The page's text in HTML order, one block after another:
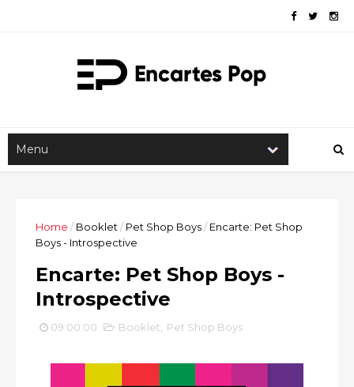
Home / Booklet / Pet Shop Boys/ Encarte: Pet Shop
Boys - Introspective
Encarte: Pet Shop Boys -
Introspective
09:00:00 Booklet Pet Shop Boys